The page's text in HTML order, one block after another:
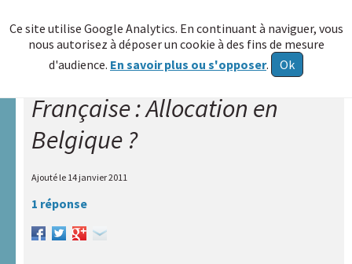
Ce site utilise Google Analytics. En continuant à naviguer, vous
nous autorisez à déposer un cookie à des fins de mesure
d'audience. En savoir plus ou s'opposer. Ok
≡
Allez au
contenu
Accueil
A.R.A.P.H.
Réseau
A
propos
Française : Allocation en
Belgique ?
Ajouté le 14 janvier 2011
1 réponse